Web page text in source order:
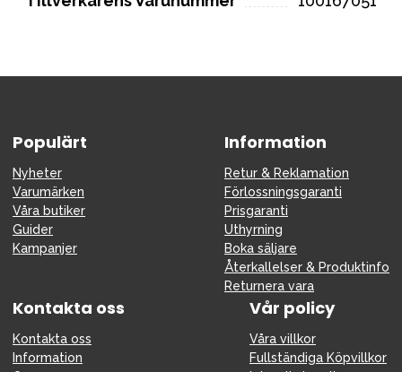
Populärt
Nyheter
Varumärken
Våra butiker
Guider
Kampanjer
Information
Retur & Reklamation
Förlossningsgaranti
Prisgaranti
Uthyrning
Boka säljare
Återkallelser & Produktinfo
Returnera vara
Kontakta oss
Kontakta oss
Information
Vår policy
Våra villkor
Fullständiga Köpvillkor